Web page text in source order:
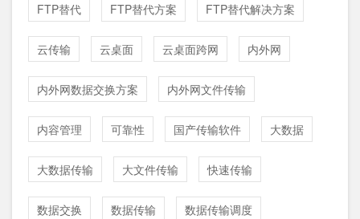
FTP替代 FTP替代方案 FTP替代解决方案
云传输 云桌面 云桌面跨网 内外网
内外网数据交换方案 内外网文件传输
内容管理 可靠性 国产传输软件 大数据
大数据传输 大文件传输 快速传输
数据交换 数据传输 数据传输调度